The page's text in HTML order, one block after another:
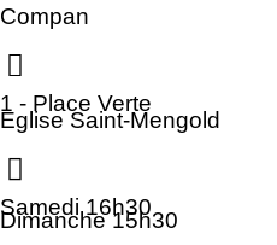
Compan
1 - Place Verte
Eglise Saint-Mengold
Samedi 16h30
Dimanche 15h30